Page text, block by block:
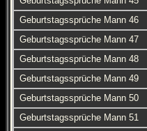
Geburtstagssprüche Mann 46
Geburtstagssprüche Mann 47
Geburtstagssprüche Mann 48
Geburtstagssprüche Mann 49
Geburtstagssprüche Mann 50
Geburtstagssprüche Mann 51